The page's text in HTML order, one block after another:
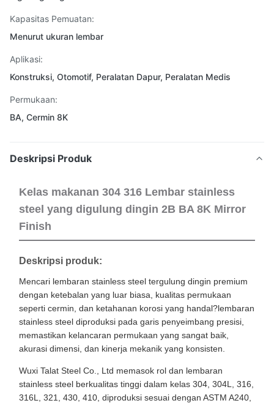
Kapasitas Pemuatan:
Menurut ukuran lembar
Aplikasi:
Konstruksi, Otomotif, Peralatan Dapur, Peralatan Medis
Permukaan:
BA, Cermin 8K
Deskripsi Produk
Kelas makanan 304 316 Lembar stainless
steel yang digulung dingin 2B BA 8K Mirror
Finish
Deskripsi produk:
Mencari lembaran stainless steel tergulung dingin premium
dengan ketebalan yang luar biasa, kualitas permukaan
seperti cermin, dan ketahanan korosi yang handal?lembaran
stainless steel diproduksi pada garis penyeimbang presisi,
memastikan kelancaran permukaan yang sangat baik,
akurasi dimensi, dan kinerja mekanik yang konsisten.
Wuxi Talat Steel Co., Ltd memasok rol dan lembaran
stainless steel berkualitas tinggi dalam kelas 304, 304L, 316,
316L, 321, 430, 410, diproduksi sesuai dengan ASTM A240,